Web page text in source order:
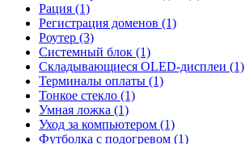
Рация (1)
Регистрация доменов (1)
Роутер (3)
Системный блок (1)
Складывающиеся OLED-дисплеи (1)
Терминалы оплаты (1)
Тонкое стекло (1)
Умная ложка (1)
Уход за компьютером (1)
Футболка с подогревом (1)